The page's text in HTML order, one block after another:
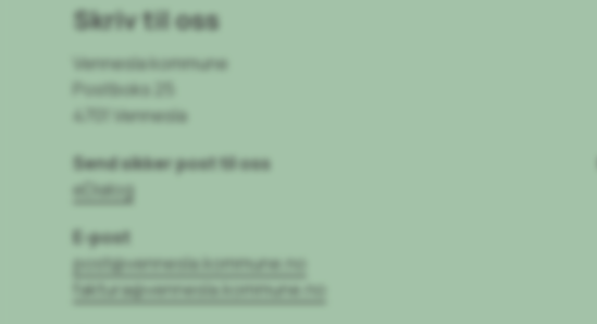
Skriv til oss
Vennesla kommune
Postboks 25
4701 Vennesla
Send sikker post til oss
eDialog
E-post
post@vennesla.kommune.no
faktura@vennesla.kommune.no